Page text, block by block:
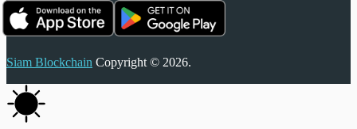
Siam Blockchain Copyright © 2026.